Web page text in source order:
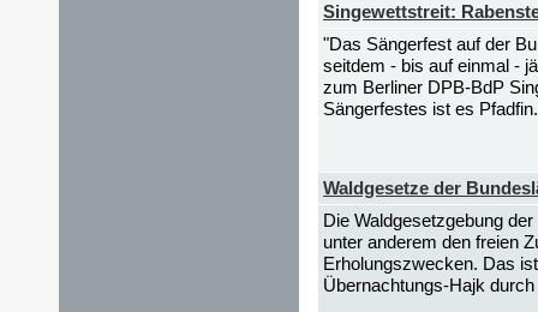
Singewettstreit:
"Das Sängerfest auf der
seitdem - bis auf einmal -
zum Berliner DPB-BdP
Sängerfestes ist es
Waldgesetze der
Die Waldgesetzgebung
unter anderem den freien
Erholungszwecken. Das
Übernachtungs-Hajk